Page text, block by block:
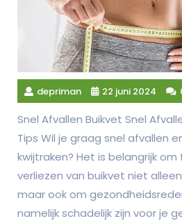
depriman 22 juni 2024
Snel Afvallen Buikvet Snel
Tips Wil je graag snel afvallen
kwijtraken? Het is belangrijk
verliezen van buikvet niet
maar ook om
namelijk schadelijk zijn voor je